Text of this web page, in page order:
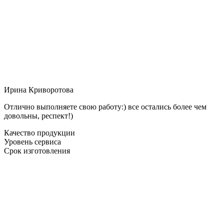
Ирина Криворотова
Отлично выполняете свою работу:) все остались более чем
довольны, респект!)
Качество продукции
Уровень сервиса
Срок изготовления